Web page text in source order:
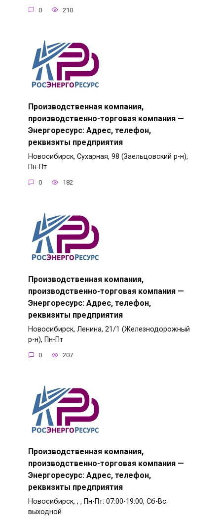
0 210
Производственная компания,
производственно-торговая компания —
Энергоресурс: Адрес, телефон,
реквизиты предприятия
Новосибирск, Сухарная, 98 (Заельцовский р-н),
Пн-Пт
0 182
Производственная компания,
производственно-торговая компания —
Энергоресурс: Адрес, телефон,
реквизиты предприятия
Новосибирск, Ленина, 21/1 (Железнодорожный
р-н), Пн-Пт
0 207
Производственная компания,
производственно-торговая компания —
Энергоресурс: Адрес, телефон,
реквизиты предприятия
Новосибирск, , , Пн-Пт: 07:00-19:00, Сб-Вс:
выходной